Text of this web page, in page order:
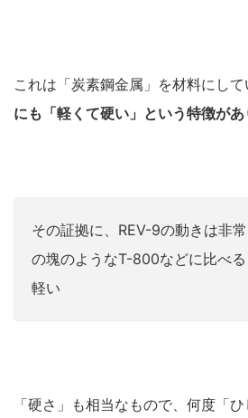
これは「炭素鋼金属」を材料にして
にも「軽くて硬い」という特徴があ
その証拠に、REV-9の動きは非
の塊のようなT-800などに比べ
軽い
「硬さ」も相当なもので、何度「